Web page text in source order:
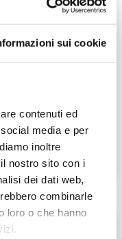
sui cookie
contenuti ed
media e per
inoltre
nostro sito con i
dei dati web,
combinarle
loro o che hanno
–
di